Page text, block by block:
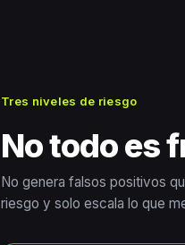
Tres niveles de riesgo
No todo es
No genera falsos positivos
riesgo y solo escala lo que